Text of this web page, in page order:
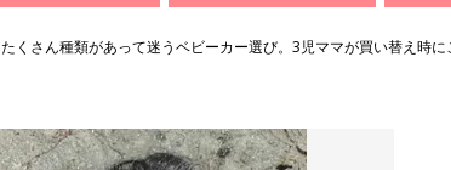
たくさん種類があって迷うベビーカー選び。3児ママが買い替え時